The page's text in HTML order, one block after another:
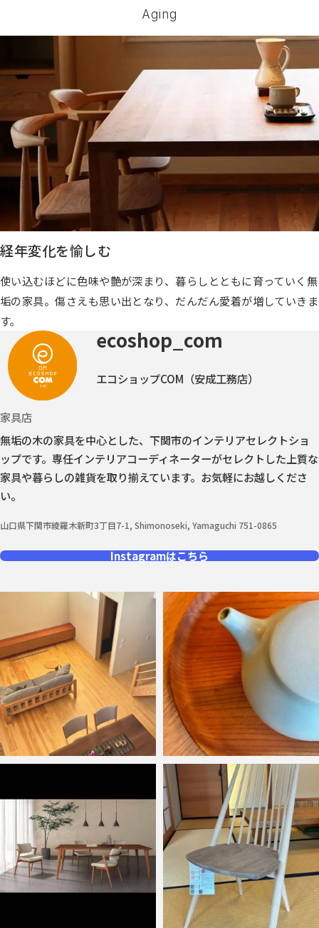
Aging
経年変化を愉しむ
使い込むほどに色味や艶が深まり、暮らしとともに育っていく無
垢の家具。傷さえも思い出となり、だんだん愛着が増していきま
す。
ecoshop_com
エコショップCOM（安成工務店）
家具店
無垢の木の家具を中心とした、下関市のインテリアセレクトショ
ップです。 専任インテリアコーディネーターがセレクトした上質な
家具や暮らしの雑貨を取り揃えています。お気軽にお越しくださ
い。
山口県下関市綾羅木新町3丁目7-1, Shimonoseki, Yamaguchi 751-0865
Instagramはこちら